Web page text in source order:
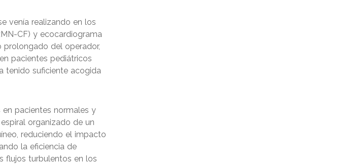
venía realizando en los
CF) y ecocardiograma
del operador,
pacientes pediátricos
tenido suficiente acogida
en pacientes normales y
organizado de un
reduciendo el impacto
la eficiencia de
flujos turbulentos en los